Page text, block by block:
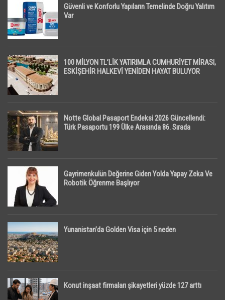
Güvenli ve Konforlu Yapıların Temelinde Doğru Yalıtım
Var
100 MİLYON TL’LİK YATIRIMLA CUMHURİYET MİRASI,
ESKİŞEHİR HALKEVİ YENİDEN HAYAT BULUYOR
Notte Global Pasaport Endeksi 2026 Güncellendi:
Türk Pasaportu 199 Ülke Arasında 86. Sırada
Gayrimenkulün Değerine Giden Yolda Yapay Zeka Ve
Robotik Öğrenme Başlıyor
Yunanistan’da Golden Visa için 5 neden
Konut inşaat firmaları şikayetleri yüzde 127 arttı